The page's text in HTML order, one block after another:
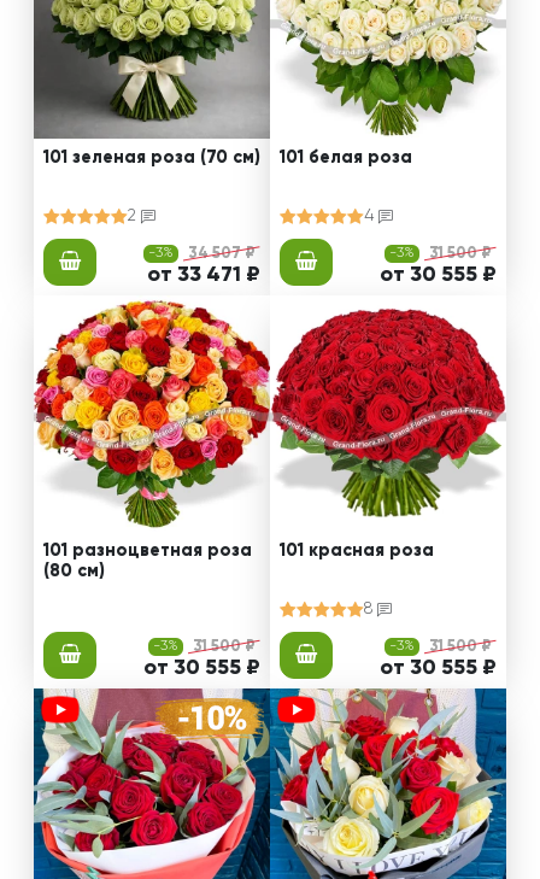
101 зеленая роза (70 см)
2
-3% 34 507 ₽
от 33 471 ₽
101 белая роза
4
-3% 31 500 ₽
от 30 555 ₽
101 разноцветная роза
(80 см)
-3% 31 500 ₽
от 30 555 ₽
101 красная роза
8
-3% 31 500 ₽
от 30 555 ₽